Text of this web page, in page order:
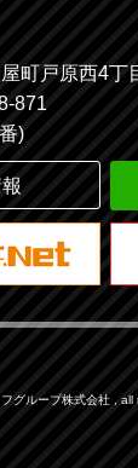
町戸原西4丁
871
)
グループ株式会社 , all